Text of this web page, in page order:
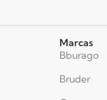
Marcas
Bburago
Bruder